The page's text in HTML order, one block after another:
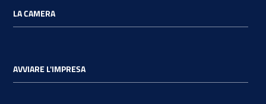
LA CAMERA
AVVIARE L'IMPRESA